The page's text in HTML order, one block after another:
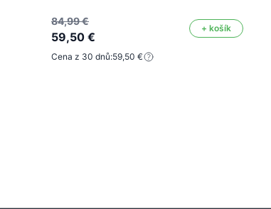
84,99 €
59,50 €
+ košík
Cena z 30 dnů:59,50 €